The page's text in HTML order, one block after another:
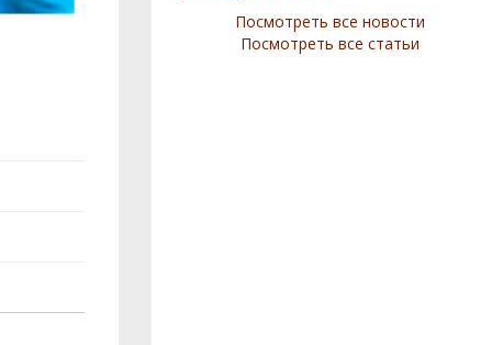
Посмотреть все новости
Посмотреть все статьи